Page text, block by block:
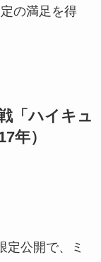
の満足を得
「ハイキュ
年）
定公開で、ミ